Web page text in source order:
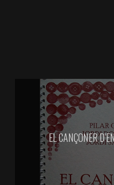
EL CANÇONER